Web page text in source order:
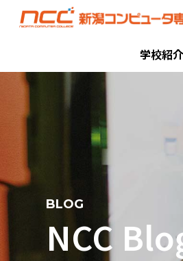
学校紹介
BLOG
NCC